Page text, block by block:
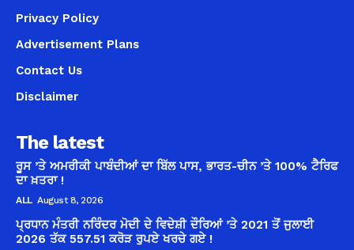
Privacy Policy
Advertisement Plans
Contact Us
Disclaimer
The latest
ਰੂਸ ’ਤੇ ਅਮਰੀਕੀ ਪਾਬੰਦੀਆਂ ਦਾ ਬਿੱਲ ਪਾਸ, ਭਾਰਤ-ਚੀਨ ’ਤੇ 100% ਟੈਰਿਫ
ਦਾ ਖ਼ਤਰਾ !
ALL August 8, 2026
ਪ੍ਰਧਾਨ ਮੰਤਰੀ ਨਰਿੰਦਰ ਮੋਦੀ ਦੇ ਵਿਦੇਸ਼ੀ ਦੌਰਿਆਂ ’ਤੇ 2021 ਤੋਂ ਜੁਲਾਈ
2026 ਤੱਕ 557.51 ਕਰੋੜ ਰੁਪਏ ਖਰਚੇ ਗਏ !